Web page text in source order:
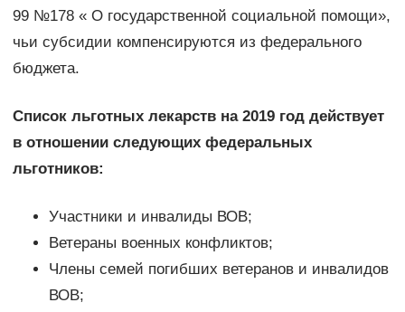
99 №178 « О государственной социальной помощи»,
чьи субсидии компенсируются из федерального
бюджета.
Список льготных лекарств на 2019 год действует
в отношении следующих федеральных
льготников:
Участники и инвалиды ВОВ;
Ветераны военных конфликтов;
Члены семей погибших ветеранов и инвалидов
ВОВ;